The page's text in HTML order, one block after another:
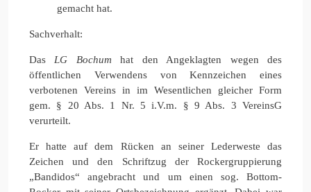
gemacht hat.
Sachverhalt:
Das LG Bochumhat den Angeklagten wegen des
öffentlichen Verwendens von Kennzeichen eines
verbotenen Vereins in im Wesentlichen gleicher Form
gem. § 20 Abs. 1 Nr. 5 i.V.m. § 9 Abs. 3 VereinsG
verurteilt.
Er hatte auf dem Rücken an seiner Lederweste das
Zeichen und den Schriftzug der Rockergruppierung
„Bandidos“ angebracht und um einen sog. Bottom-